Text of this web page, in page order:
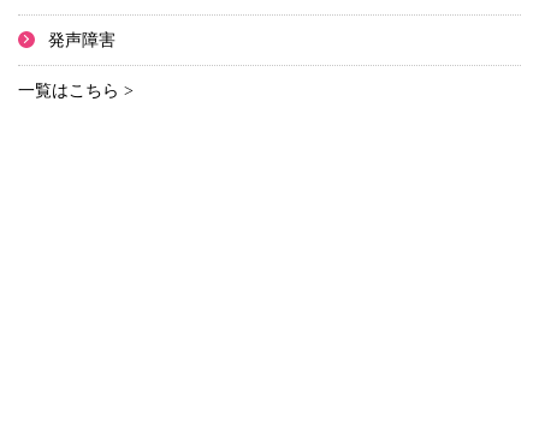
発声障害
一覧はこちら >